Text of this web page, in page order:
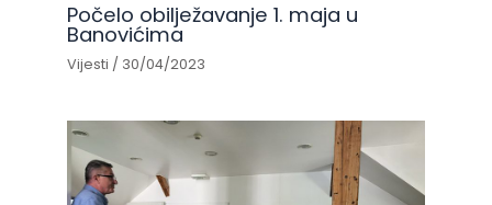
Počelo obilježavanje 1. maja u
Banovićima
Vijesti / 30/04/2023